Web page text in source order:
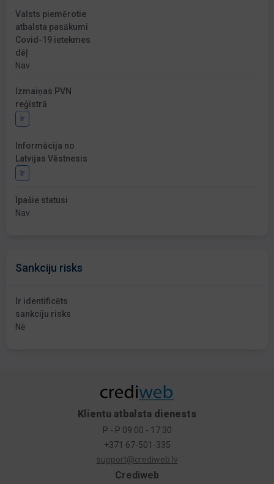
Valsts piemērotie
atbalsta pasākumi
Covid-19 ietekmes
dēļ
Nav
Izmaiņas PVN
reģistrā
Ir
Informācija no
Latvijas Vēstnesis
Ir
Īpašie statusi
Nav
Sankciju risks
Ir identificēts
sankciju risks
Nē
Crediweb
Klientu atbalsta dienests
P - P 09:00 - 17:30
+371 67-501-335
support@crediweb.lv